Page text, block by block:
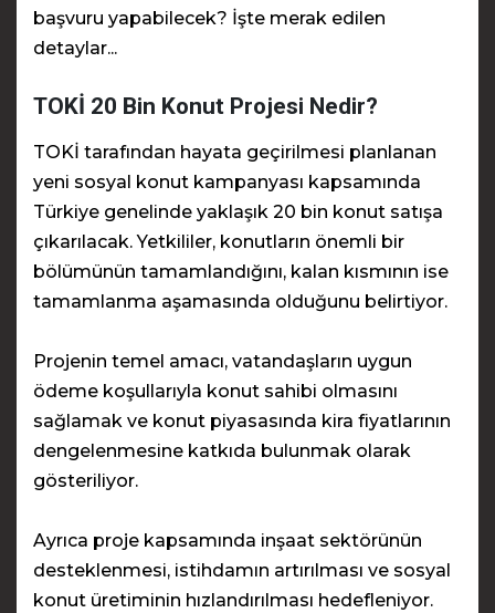
başvuru yapabilecek? İşte merak edilen
detaylar...
TOKİ 20 Bin Konut Projesi Nedir?
TOKİ tarafından hayata geçirilmesi planlanan
yeni sosyal konut kampanyası kapsamında
Türkiye genelinde yaklaşık 20 bin konut satışa
çıkarılacak. Yetkililer, konutların önemli bir
bölümünün tamamlandığını, kalan kısmının ise
tamamlanma aşamasında olduğunu belirtiyor.
Projenin temel amacı, vatandaşların uygun
ödeme koşullarıyla konut sahibi olmasını
sağlamak ve konut piyasasında kira fiyatlarının
dengelenmesine katkıda bulunmak olarak
gösteriliyor.
Ayrıca proje kapsamında inşaat sektörünün
desteklenmesi, istihdamın artırılması ve sosyal
konut üretiminin hızlandırılması hedefleniyor.